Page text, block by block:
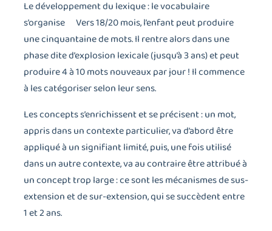
Le développement du lexique : le vocabulaire
s’organise Vers 18/20 mois, l’enfant peut produire
une cinquantaine de mots. Il rentre alors dans une
phase dite d’explosion lexicale (jusqu’à 3 ans) et peut
produire 4 à 10 mots nouveaux par jour ! Il commence
à les catégoriser selon leur sens.
Les concepts s’enrichissent et se précisent : un mot,
appris dans un contexte particulier, va d’abord être
appliqué à un signifiant limité, puis, une fois utilisé
dans un autre contexte, va au contraire être attribué à
un concept trop large : ce sont les mécanismes de sus-
extension et de sur-extension, qui se succèdent entre
1 et 2 ans.